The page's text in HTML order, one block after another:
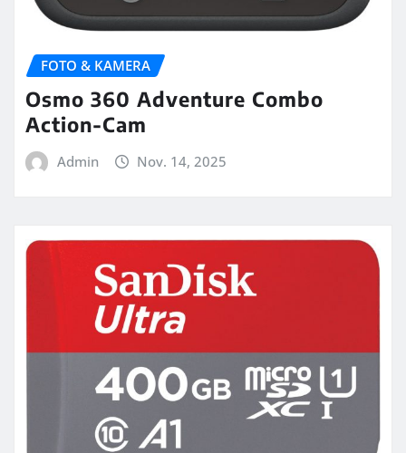
FOTO & KAMERA
Osmo 360 Adventure Combo
Action-Cam
Admin Nov. 14, 2025